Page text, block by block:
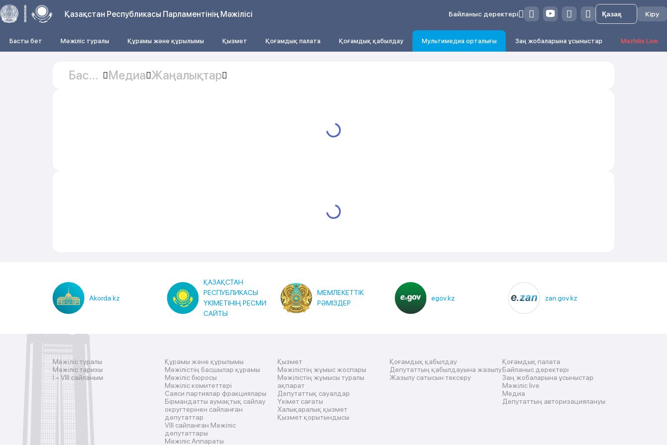
Қазақстан Республикасы Парламентінің Мәжілісі Байланыс деректері Кіру
Басты бет Мәжіліс туралы Құрамы және құрылымы Қызмет Қоғамдық палата Қоғамдық қабылдау Мультимедиа орталығы Заң жобаларына ұсыныстар Mazhilis Live
Басты
Медиа Жаңалықтар
Akorda.kz
ҚАЗАҚСТАН
РЕСПУБЛИКАСЫ
ҮКІМЕТІНІҢ РЕСМИ
САЙТЫ
МЕМЛЕКЕТТІК
РӘМІЗДЕР
egov.kz zan.gov.kz
Мәжіліс туралы
Мәжіліс тарихы
I – VIII сайланым
Құрамы және құрылымы
Мәжілістің басшылар құрамы
Мәжіліс бюросы
Мәжіліс комитеттері
Саяси партиялар фракциялары
Бірмандатты аумақтық сайлау
округтерінен сайланған
депутаттар
VIII сайланған Мәжіліс
депутаттары
Мәжіліс Аппараты
Қызмет
Мәжілістің жұмыс жоспары
Мәжілістің жұмысы туралы
ақпарат
Депутаттық сауалдар
Үкімет сағаты
Халықаралық қызмет
Қызмет қорытындысы
Қоғамдық қабылдау
Депутаттың қабылдауына жазылу
Жазылу сатысын тексеру
Қоғамдық палата
Байланыс деректері
Заң жобаларына ұсыныстар
Мәжіліс live
Медиа
Депутаттың авторизациялануы